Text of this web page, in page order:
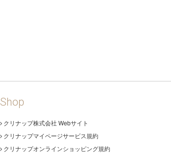
Shop
クリナップ株式会社 Webサイト
クリナップマイページサービス規約
クリナップオンラインショッピング規約